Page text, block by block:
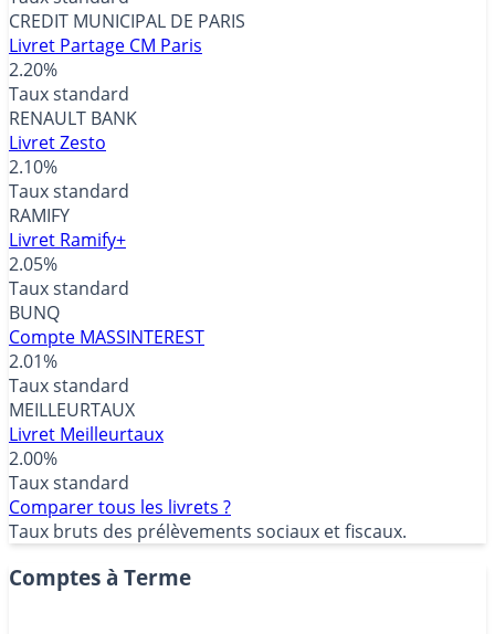
CREDIT MUNICIPAL DE PARIS
Livret Partage CM Paris
2.20%
Taux standard
RENAULT BANK
Livret Zesto
2.10%
Taux standard
RAMIFY
Livret Ramify+
2.05%
Taux standard
BUNQ
Compte MASSINTEREST
2.01%
Taux standard
MEILLEURTAUX
Livret Meilleurtaux
2.00%
Taux standard
Comparer tous les livrets ?
Taux bruts des prélèvements sociaux et fiscaux.
Comptes à Terme